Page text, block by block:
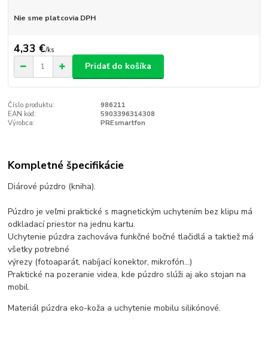
Nie sme platcovia DPH
4,33 €/ks
Pridať do košíka
Číslo produktu:
986211
EAN kód:
5903396314308
Výrobca:
PREsmartfon
Kompletné špecifikácie
Diárové púzdro (kniha).
Púzdro je veľmi praktické s magnetickým uchytením bez klipu má
odkladací priestor na jednu kartu.
Uchytenie púzdra zachováva funkčné bočné tlačidlá a taktiež má
všetky potrebné
výrezy (fotoaparát, nabíjací konektor, mikrofón...)
Praktické na pozeranie videa, kde púzdro slúži aj ako stojan na
mobil.
Materiál púzdra eko-koža a uchytenie mobilu silikónové.